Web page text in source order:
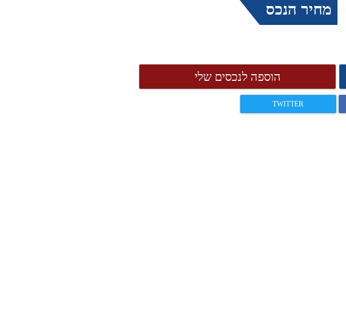
מחיר הנכס
הוספה לנכסים שלי
TWITTER